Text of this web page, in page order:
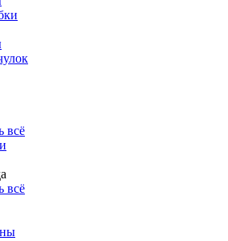
всё
всё